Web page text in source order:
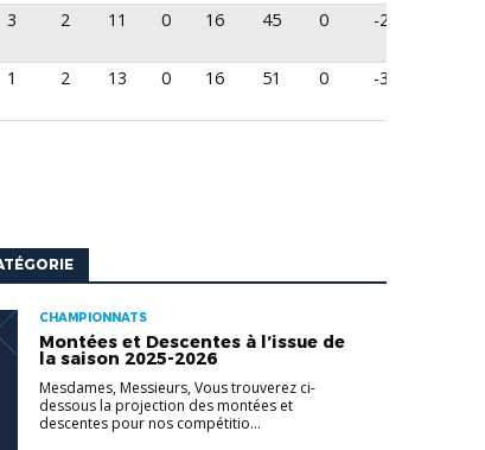
3 2 11 0 16 45 0 -29
1 2 13 0 16 51 0 -35
CHAMPIONNATS
Montées et Descentes à l’issue de
la saison 2025-2026
Mesdames, Messieurs, Vous trouverez ci-
dessous la projection des montées et
descentes pour nos compétitio...